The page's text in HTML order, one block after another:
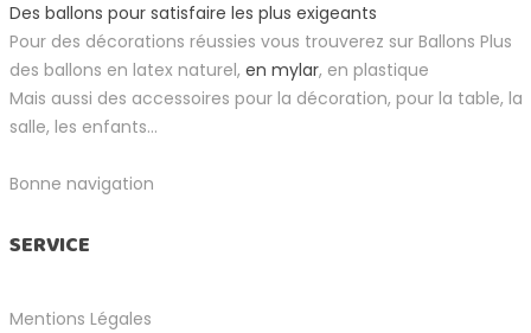
Des ballons pour satisfaire les plus exigeants
Pour des décorations réussies vous trouverez sur Ballons Plus
des ballons en latex naturel, en mylar, en plastique
Mais aussi des accessoires pour la décoration, pour la table, la
salle, les enfants...
Bonne navigation
SERVICE
Mentions Légales